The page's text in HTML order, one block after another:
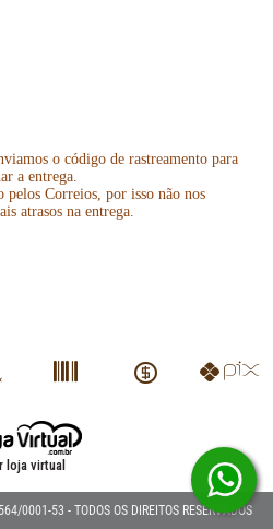
o código de rastreamento para
a entrega.
Correios, por isso não nos
atrasos na entrega.
loja virtual
0001-53 - TODOS OS DIREITOS RESERVADOS